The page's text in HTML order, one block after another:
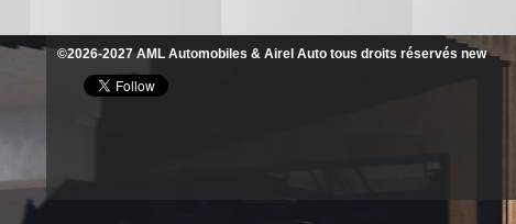
©2026-2027 AML Automobiles & Airel Auto tous droits réservés new